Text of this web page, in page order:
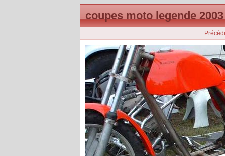
coupes moto legende 2003